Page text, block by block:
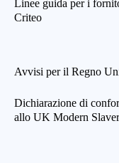
Linee guida per i
Criteo
Avvisi per il Regno
Dichiarazione di
allo UK Modern